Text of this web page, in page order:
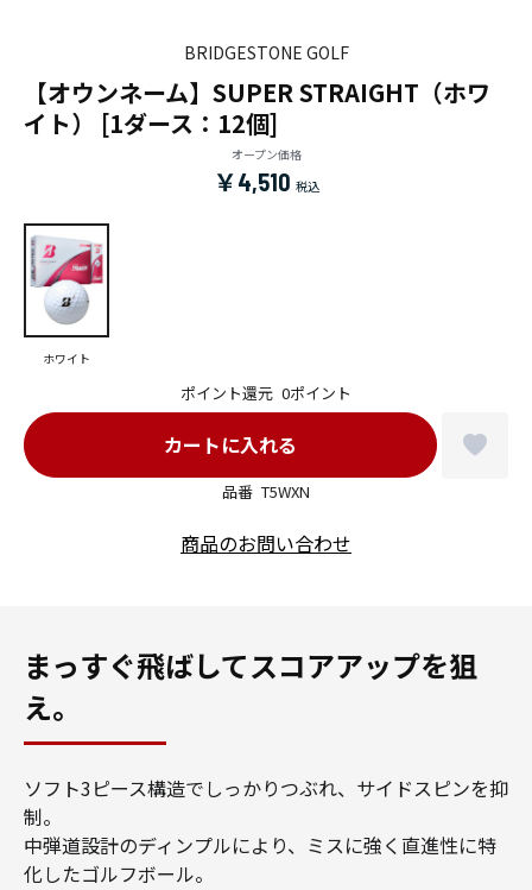
BRIDGESTONE GOLF
【オウンネーム】SUPER STRAIGHT（ホワ
イト） [1ダース：12個]
オープン価格
￥4,510
品番 T5WXN
ポイント還元 0ポイント
ホワイト
商品のお問い合わせ
まっすぐ飛ばしてスコアアップを狙
え。
ソフト3ピース構造でしっかりつぶれ、サイドスピンを抑
制。
中弾道設計のディンプルにより、ミスに強く直進性に特
化したゴルフボール。